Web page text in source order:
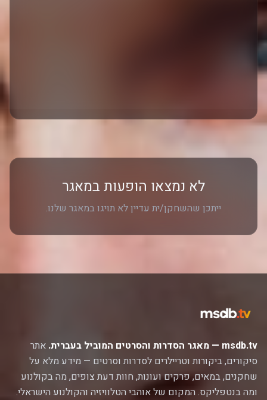
לא נמצאו הופעות במאגר
ייתכן שהשחקן/ית עדיין לא תויגו במאגר שלנו.
msdb.tv — מאגר הסדרות והסרטים המוביל בעברית.
אתר
סיקורים, ביקורות וטריילרים לסדרות וסרטים — מידע מלא על
שחקנים, במאים, פרקים ועונות, חוות דעת צופים, מה בקולנוע
ומה בנטפליקס. המקום של אוהבי הטלוויזיה והקולנוע הישראלי.